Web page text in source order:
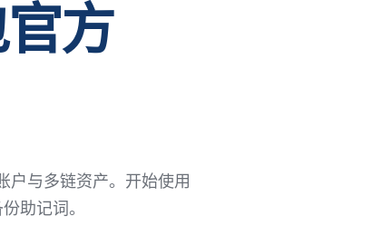
方
与多链资产。开始使用
助记词。